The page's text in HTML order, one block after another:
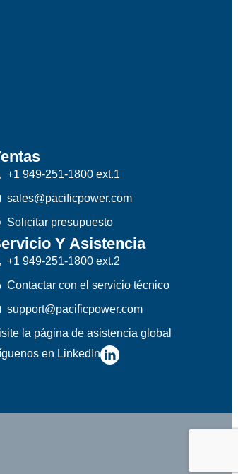
+1 949-251-1800 ext.1
sales@pacificpower.com
Solicitar presupuesto
Y Asistencia
+1 949-251-1800 ext.2
Contactar con el servicio técnico
support@pacificpower.com
la página de asistencia global
en LinkedIn